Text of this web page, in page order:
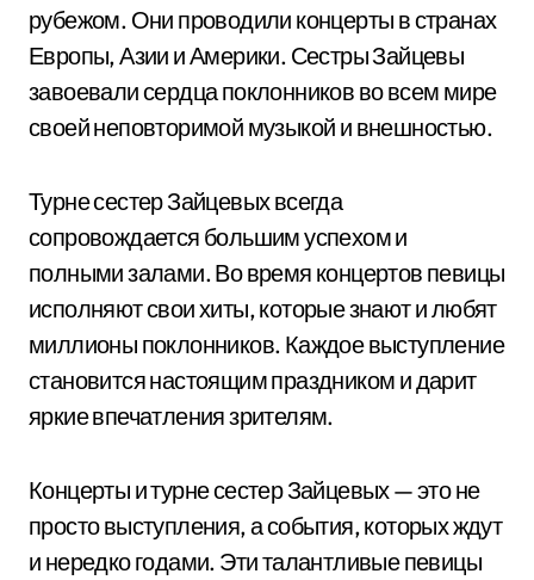
рубежом. Они проводили концерты в странах
Европы, Азии и Америки. Сестры Зайцевы
завоевали сердца поклонников во всем мире
своей неповторимой музыкой и внешностью.
Турне сестер Зайцевых всегда
сопровождается большим успехом и
полными залами. Во время концертов певицы
исполняют свои хиты, которые знают и любят
миллионы поклонников. Каждое выступление
становится настоящим праздником и дарит
яркие впечатления зрителям.
Концерты и турне сестер Зайцевых — это не
просто выступления, а события, которых ждут
и нередко годами. Эти талантливые певицы